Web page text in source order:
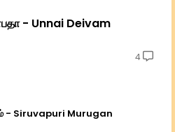
- Unnai Deivam
4
- Siruvapuri Murugan